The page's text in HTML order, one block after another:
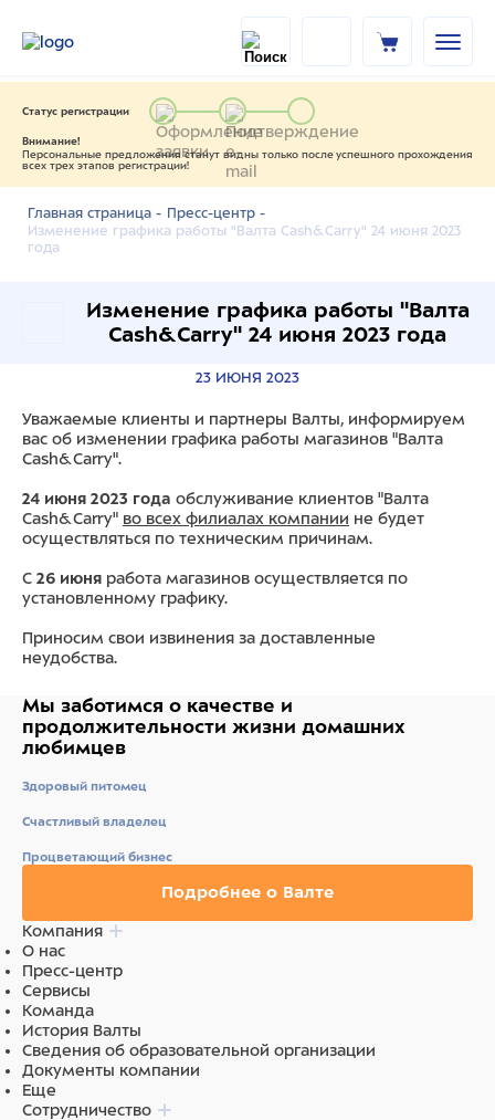
Статус регистрации
Внимание!
Персональные предложения станут видны только после успешного прохождения
всех трех этапов регистрации!
Главная страница - Пресс-центр -
Изменение графика работы "Валта Cash&Carry" 24 июня 2023
года
Изменение графика работы "Валта
Cash&Carry" 24 июня 2023 года
23 ИЮНЯ 2023
Уважаемые клиенты и партнеры Валты, информируем
вас об изменении графика работы магазинов "Валта
Cash&Carry".
24 июня 2023 года обслуживание клиентов "Валта
Cash&Carry" во всех филиалах компании не будет
осуществляться по техническим причинам.
С 26 июня работа магазинов осуществляется по
установленному графику.
Приносим свои извинения за доставленные
неудобства.
Мы заботимся о качестве и
продолжительности жизни домашних
любимцев
Здоровый питомец
Счастливый владелец
Процветающий бизнес
Подробнее о Валте
Компания
О нас
Пресс-центр
Сервисы
Команда
История Валты
Сведения об образовательной организации
Документы компании
Еще
Сотрудничество